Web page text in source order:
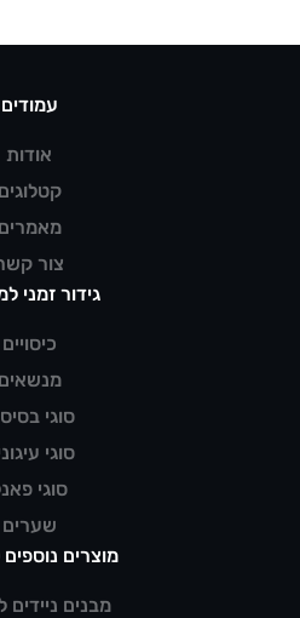
עמודים
אודות
קטלוגים
מאמרים
צור
גידור זמני
כיסויים
מנשאים
סוגי
סוגי
סוגי
שערים
מוצרים
מבנים ניידים